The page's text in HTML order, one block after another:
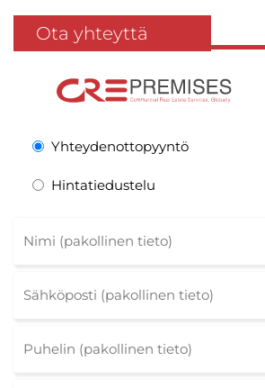
Ota yhteyttä
Yhteydenottopyyntö
Hintatiedustelu